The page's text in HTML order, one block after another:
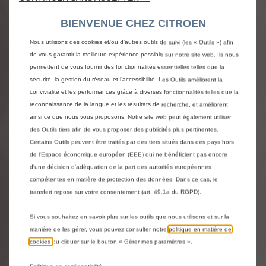
Livraison :14/08
16,24€
Price
is
16,24
€
-
+
Quantity
updated
to:
Ajouter au panier
BIENVENUE CHEZ CITROEN
Nous utilisons des cookies et/ou d’autres outils de suivi (les « Outils ») afin
de vous garantir la meilleure expérience possible sur notre site web. Ils nous
permettent de vous fournir des fonctionnalités essentielles telles que la
sécurité, la gestion du réseau et l’accessibilité. Les Outils améliorent la
convivialité et les performances grâce à diverses fonctionnalités telles que la
reconnaissance de la langue et les résultats de recherche, et améliorent
ainsi ce que nous vous proposons. Notre site web peut également utiliser
des Outils tiers afin de vous proposer des publicités plus pertinentes.
Certains Outils peuvent être traités par des tiers situés dans des pays hors
de l'Espace économique européen (EEE) qui ne bénéficient pas encore
d'une décision d'adéquation de la part des autorités européennes
compétentes en matière de protection des données. Dans ce cas, le
transfert repose sur votre consentement (art. 49.1a du RGPD).
Si vous souhaitez en savoir plus sur les outils que nous utilisons et sur la
manière de les gérer, vous pouvez consulter notre politique en matière de
cookies ou cliquer sur le bouton « Gérer mes paramètres ».